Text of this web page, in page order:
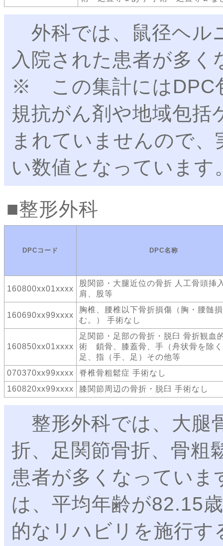
外科では、鼠径ヘル
入院された患者が多く
※ この集計にはDPC
規抗がん剤や地域包括
まれていませんので
い数値となっています
整形外科
DPCコード DPC名称
160800xx01xxxx
股関節・大腿近位の骨折 人工骨頭
肩、股等
160690xx99xxxx
胸椎、腰椎以下骨折損傷（胸・腰髄
む。） 手術なし
160850xx01xxxx
足関節・足部の骨折・脱臼 骨折観血
術 鎖骨、膝蓋骨、手（舟状骨を除
足、指（手、足）その他等
070370xx99xxxx
脊椎骨粗鬆症 手術なし
160820xx99xxxx
膝関節周辺の骨折・脱臼 手術なし
整形外科では、大腿
折、足関節骨折、骨粗
患者が多くなっていま
は、平均年齢が82.15
的なリハビリを施行す